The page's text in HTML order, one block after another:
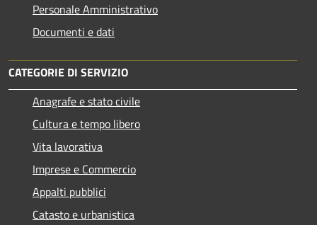
Personale Amministrativo
Documenti e dati
CATEGORIE DI SERVIZIO
Anagrafe e stato civile
Cultura e tempo libero
Vita lavorativa
Imprese e Commercio
Appalti pubblici
Catasto e urbanistica